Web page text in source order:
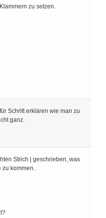
zu setzen.
Schritt erklären wie man zu
ganz.
Strich | geschrieben, was
zu kommen.